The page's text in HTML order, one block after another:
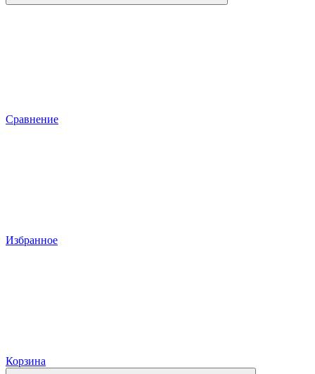
Сравнение
Избранное
Корзина